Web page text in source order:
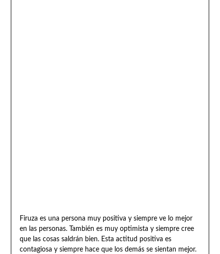
Firuza es una persona muy positiva y siempre ve lo mejor
en las personas. También es muy optimista y siempre cree
que las cosas saldrán bien. Esta actitud positiva es
contagiosa y siempre hace que los demás se sientan mejor.